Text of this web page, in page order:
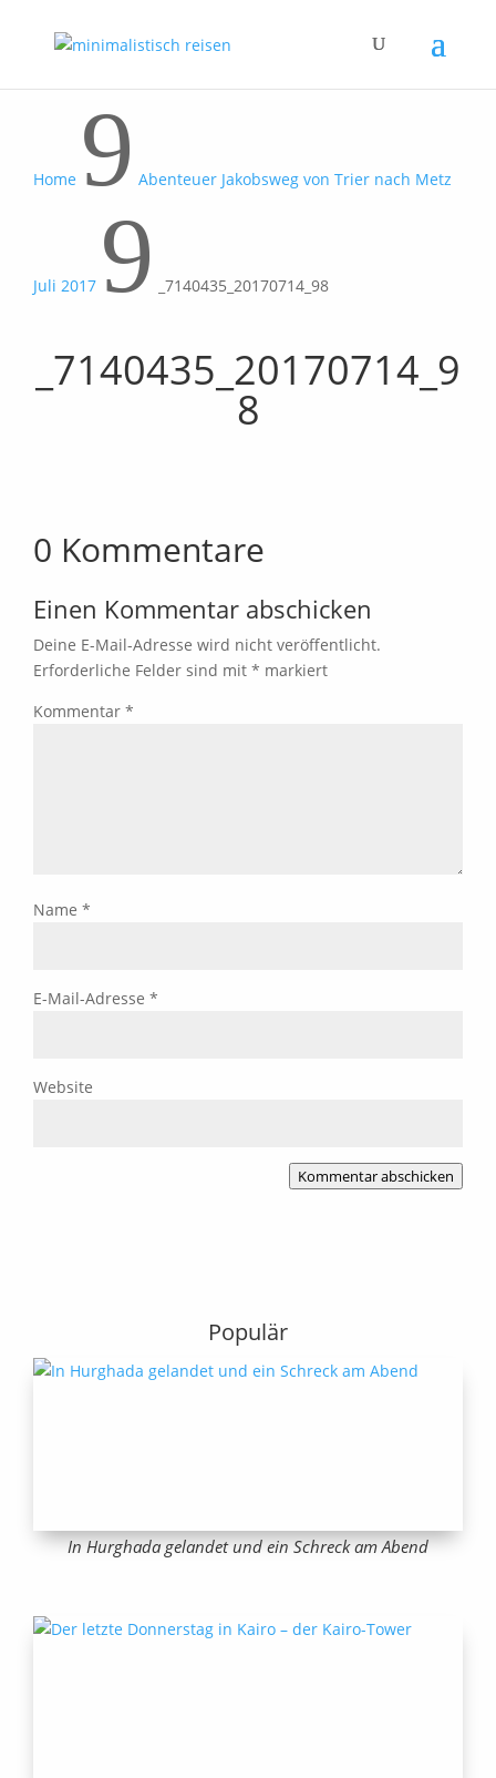
Home 9 Abenteuer Jakobsweg von Trier nach Metz
Juli 2017 9 _7140435_20170714_98
_7140435_20170714_9
8
0 Kommentare
Einen Kommentar abschicken
Deine E-Mail-Adresse wird nicht veröffentlicht.
Erforderliche Felder sind mit * markiert
Kommentar *
Name *
E-Mail-Adresse *
Website
Kommentar abschicken
Populär
In Hurghada gelandet und ein Schreck am Abend